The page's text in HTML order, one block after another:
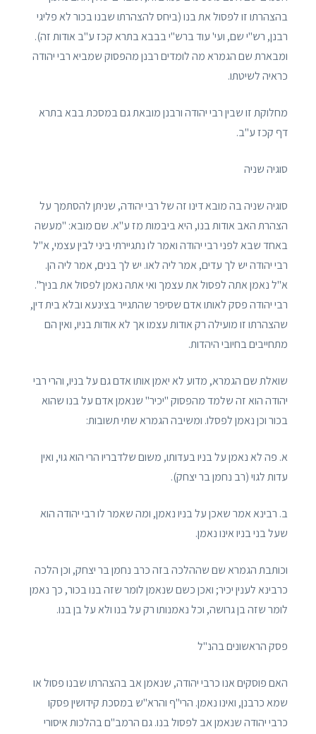
בהצהרתו זו לפסול את בנו (ביחס להצהרתו שבנו בכור לא פליגי
רבנן, רש"י שם, ועי' עוד ברש"י בבבא בתרא קכז ע"ב אודות זה).
ומבארת שם הגמרא מה לומדים רבנן מהפסוק שמביא רבי יהודה
כראיה לשיטתו.
מחלוקת זו שבין רבי יהודה ורבנן מובאת גם במסכת בבא בתרא
דף קכז ע"ב.
סוגיה שניה
סוגיה שניה בה מובא דינו זה של רבי יהודה, שניתן להסתמך על
הצהרת האב אודות בנו, היא ביבמות מז ע"א. שם מובא: "מעשה
באחד שבא לפני רבי יהודה ואמר לו נתגיירתי ביני לבין עצמי, א"ל
רבי יהודה יש לך עדים, אמר ליה לאו. יש לך בנים, אמר ליה הן.
א"ל נאמן אתה לפסול את עצמך ואי אתה נאמן לפסול את בניך".
רבי יהודה פסק לאותו אדם שסיפר שהתגייר בצינעא ובלא בית דין,
שהצהרתו זו מועילה רק אודות עצמו אך לא אודות בניו, ואין הם
מתחייבים בחיובי היהדות.
שואלת שם הגמרא, מדוע לא יאמן אותו אדם גם על בניו, והרי רבי
יהודה הוא זה שלמד מהפסוק "יכיר" שנאמן אדם על בנו שהוא
בכור וכן נאמן לפסלו. ומשיבה הגמרא שתי תשובות:
א. פה לא נאמן על בניו בעדותו, משום שלדבריו הרי הוא גוי, ואין
עדות לגוי (רב נחמן בר יצחק).
ב. רבינא אמר שאכן על בניו נאמן, ומה שאמר לו רבי יהודה הוא
שעל בני בניו אינו נאמן.
וכותבת הגמרא שם שההלכה בזה כרב נחמן בר יצחק, וכן הלכה
כרבינא לענין יכיר; ואכן כשם שנאמן לומר שזה בנו בכור, כך נאמן
לומר שזה בן גרושה, וכל נאמנותו רק על בנו ולא על בן בנו.
פסק הראשונים בהנ"ל
האם פוסקים אנו כרבי יהודה, שנאמן אב בהצהרתו שבנו פסול או
שמא כרבנן, ואינו נאמן. הרי"ף והרא"ש במסכת קידושין פסקו
כרבי יהודה שנאמן אב לפסול בנו. גם הרמב"ם בהלכות איסורי